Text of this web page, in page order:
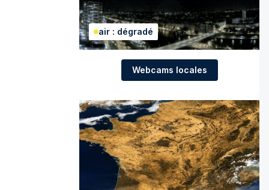
air : dégradé
Webcams locales